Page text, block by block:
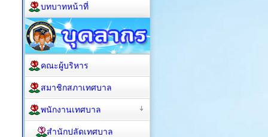
บทบาทหน้าที่
คณะผู้บริหาร
สมาชิกสภาเทศบาล
พนักงานเทศบาล
สำนักปลัดเทศบาล